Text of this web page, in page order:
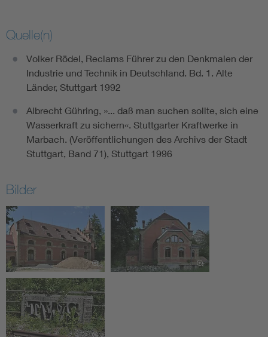
Quelle(n)
Volker Rödel, Reclams Führer zu den Denkmalen der
Industrie und Technik in Deutschland. Bd. 1. Alte
Länder, Stuttgart 1992
Albrecht Gühring, »... daß man suchen sollte, sich eine
Wasserkraft zu sichern«. Stuttgarter Kraftwerke in
Marbach. (Veröffentlichungen des Archivs der Stadt
Stuttgart, Band 71), Stuttgart 1996
Bilder